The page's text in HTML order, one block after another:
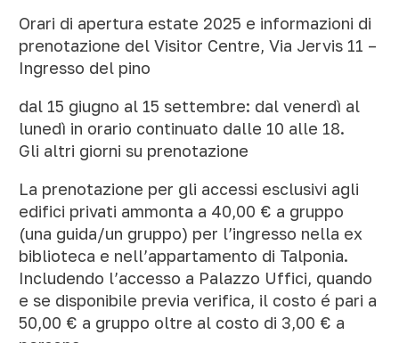
Orari di apertura estate 2025 e informazioni di
prenotazione del Visitor Centre, Via Jervis 11 –
Ingresso del pino
dal 15 giugno al 15 settembre: dal venerdì al
lunedì in orario continuato dalle 10 alle 18.
Gli altri giorni su prenotazione
La prenotazione per gli accessi esclusivi agli
edifici privati ammonta a 40,00 € a gruppo
(una guida/un gruppo) per l’ingresso nella ex
biblioteca e nell’appartamento di Talponia.
Includendo l’accesso a Palazzo Uffici, quando
e se disponibile previa verifica, il costo é pari a
50,00 € a gruppo oltre al costo di 3,00 € a